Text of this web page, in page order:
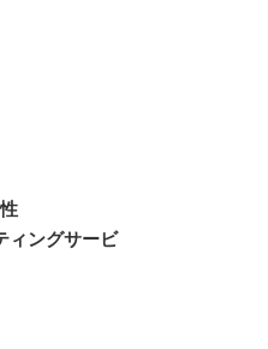
ィングサービ